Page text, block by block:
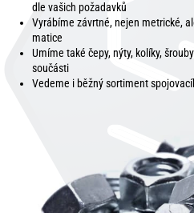
dle vašich požadavků
Vyrábíme závrtné, nejen metrické,
matice
Umíme také čepy, nýty, kolíky,
součásti
Vedeme i běžný sortiment